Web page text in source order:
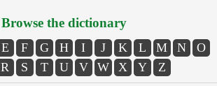
Browse the dictionary
E F G H I J K L M N
O
R S T U V W X Y Z